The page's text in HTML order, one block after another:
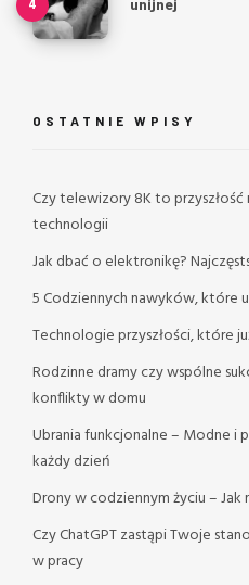
unijnej
OSTATNIE WPISY
Czy telewizory 8K to
technologii
Jak dbać o elektronikę?
5 Codziennych nawyków, które
Technologie przyszłości, które
Rodzinne dramy czy wspólne
konflikty w domu
Ubrania funkcjonalne – Modne i
każdy dzień
Drony w codziennym życiu –
Czy ChatGPT zastąpi Twoje
w pracy